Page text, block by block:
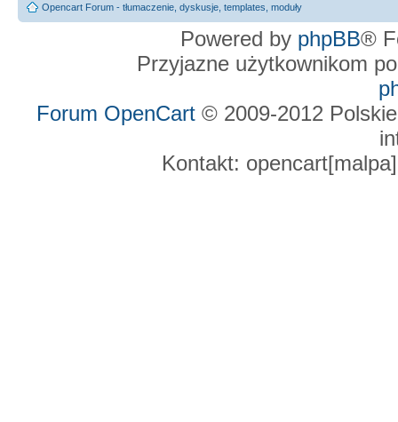
Opencart Forum - tłumaczenie, dyskusje, templates, moduły
Powered by phpBB®
Przyjazne użytkownikom
Forum OpenCart © 2009-2012
Kontakt: